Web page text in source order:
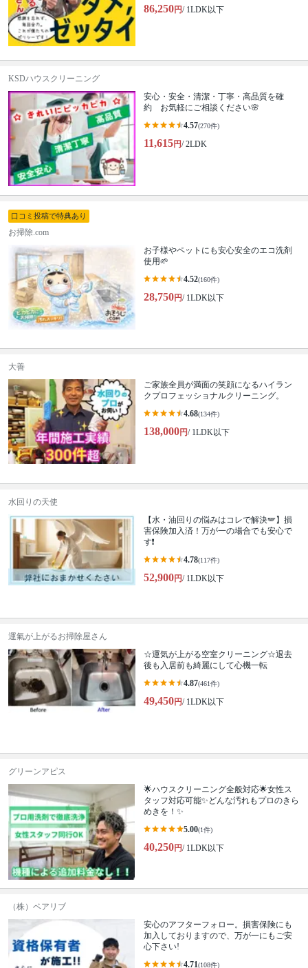
86,250円/ 1LDK以下
KSDハウスクリーニング
安心・安全・清潔・丁寧・高品質を確
約 お気軽にご相談ください🌸
4.57(270件)
11,615円/ 2LDK
口コミ投稿で特典あり
お掃除.com
お子様やペットにも安心安全のエコ洗剤
使用🌱
4.52(160件)
28,750円/ 1LDK以下
大善
ご家族全員が満面の笑顔になるハイラン
クプロフェッショナルクリーニング。
4.68(134件)
138,000円/ 1LDK以下
水回りの天使
【水・油回りの悩みはコレで解決🪽】損
害保険加入済！万が一の場合でも安心で
す❗️
4.78(117件)
52,900円/ 1LDK以下
運氣が上がるお掃除屋さん
☆運気が上がる空室クリーニング☆退去
後も入居前も綺麗にして心機一転
4.87(461件)
49,450円/ 1LDK以下
グリーンアピス
🌟ハウスクリーニング全般対応🌟女性ス
タッフ対応可能✨どんな汚れもプロのきら
めきを！✨
5.00(1件)
40,250円/ 1LDK以下
（株）ベアリブ
安心のアフターフォロー。損害保険にも
加入しておりますので、万が一にもご安
心下さい!
4.71(108件)